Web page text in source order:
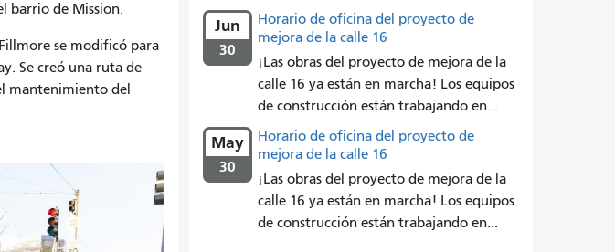
barrio de Mission.
se modificó para
Se creó una ruta de
mantenimiento del
Jun
30
Horario de oficina del proyecto de
mejora de la calle 16
¡Las obras del proyecto de mejora de la
calle 16 ya están en marcha! Los equipos
de construcción están trabajando en...
May
30
Horario de oficina del proyecto de
mejora de la calle 16
¡Las obras del proyecto de mejora de la
calle 16 ya están en marcha! Los equipos
de construcción están trabajando en...